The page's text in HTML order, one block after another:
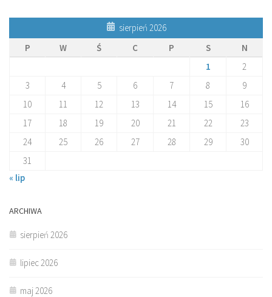
sierpień 2026
P
W Ś C P S
N
1
2
3
4 5 6 7 8
9
10
11 12 13 14 15
16
17
18 19 20 21 22
23
24
25 26 27 28 29
30
31
« lip
ARCHIWA
sierpień 2026
lipiec 2026
maj 2026